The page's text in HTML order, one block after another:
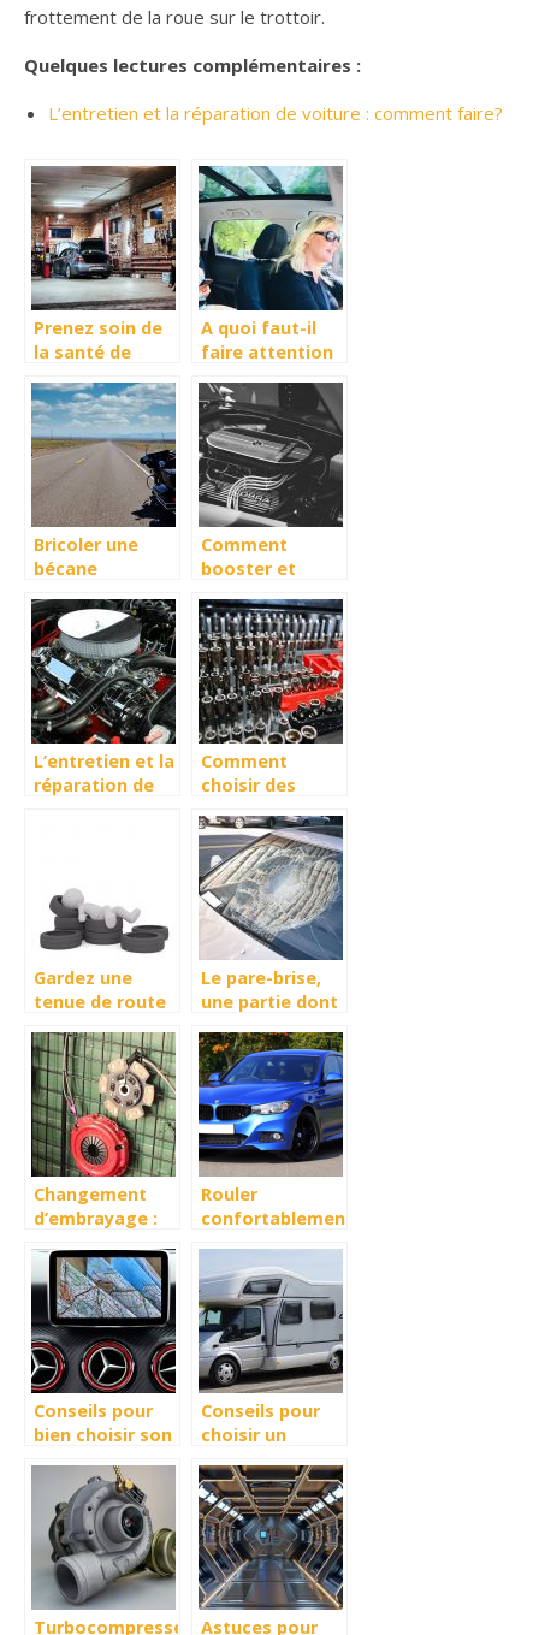
frottement de la roue sur le trottoir.
Quelques lectures complémentaires :
L’entretien et la réparation de voiture : comment faire?
Prenez soin de
la santé de
A quoi faut-il
faire attention
la route à faire
?
Bricoler une
bécane
Comment
booster et
moteur de
votre voiture
L’entretien et la
réparation de
Comment
choisir des
rechange pour
votre véhicule ?
Gardez une
tenue de route
avec des pneus
hiver
Le pare-brise,
une partie dont
soin : voici
pourquoi !
Changement
d’embrayage :
– devis en ligne
Rouler
confortablement
une voiture
d’occasion
Conseils pour
bien choisir son
Conseils pour
choisir un
TurbocompresseurAstuces pour